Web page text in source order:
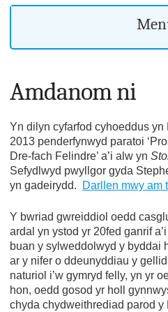
Amdanom ni
Yn dilyn cyfarfod cyhoeddus
2013 penderfynwyd paratoi
Dre-fach Felindre’ a’i alw yn
Sefydlwyd pwyllgor gyda
yn gadeirydd.
Darllen mwy am
Y bwriad gwreiddiol oedd
ardal yn ystod yr 20fed ganrif
buan y sylweddolwyd y byddai
ar y nifer o ddeunyddiau y
naturiol i’w gymryd felly, yn yr
hon, oedd gosod yr holl
chyda chydweithrediad parod y